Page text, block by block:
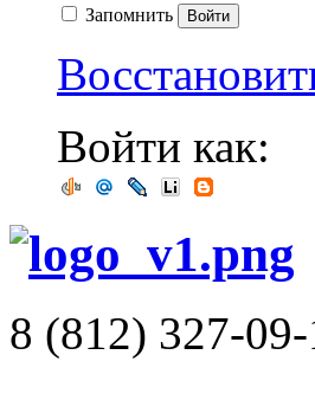
Запомнить Войти
Войти как:
8 (812) 327-